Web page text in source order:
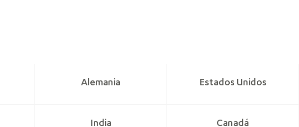
Alemania Estados Unidos
India Canadá